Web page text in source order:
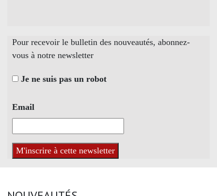
Pour recevoir le bulletin des nouveautés, abonnez-
vous à notre newsletter
Je ne suis pas un robot
Email